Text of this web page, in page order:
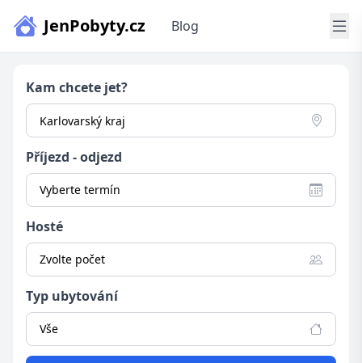
JenPobyty.cz Blog
Kam chcete jet?
Příjezd - odjezd
Vyberte termín
Hosté
Zvolte počet
Typ ubytování
Vše